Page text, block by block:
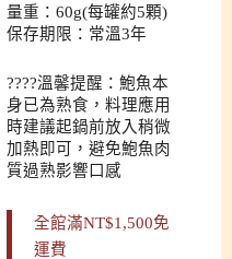
量重：60g(每罐約5顆)
保存期限：常溫3年
????溫馨提醒：鮑魚本
身已為熟食，料理應用
時建議起鍋前放入稍微
加熱即可，避免鮑魚肉
質過熟影響口感
全館滿NT$1,500免
運費